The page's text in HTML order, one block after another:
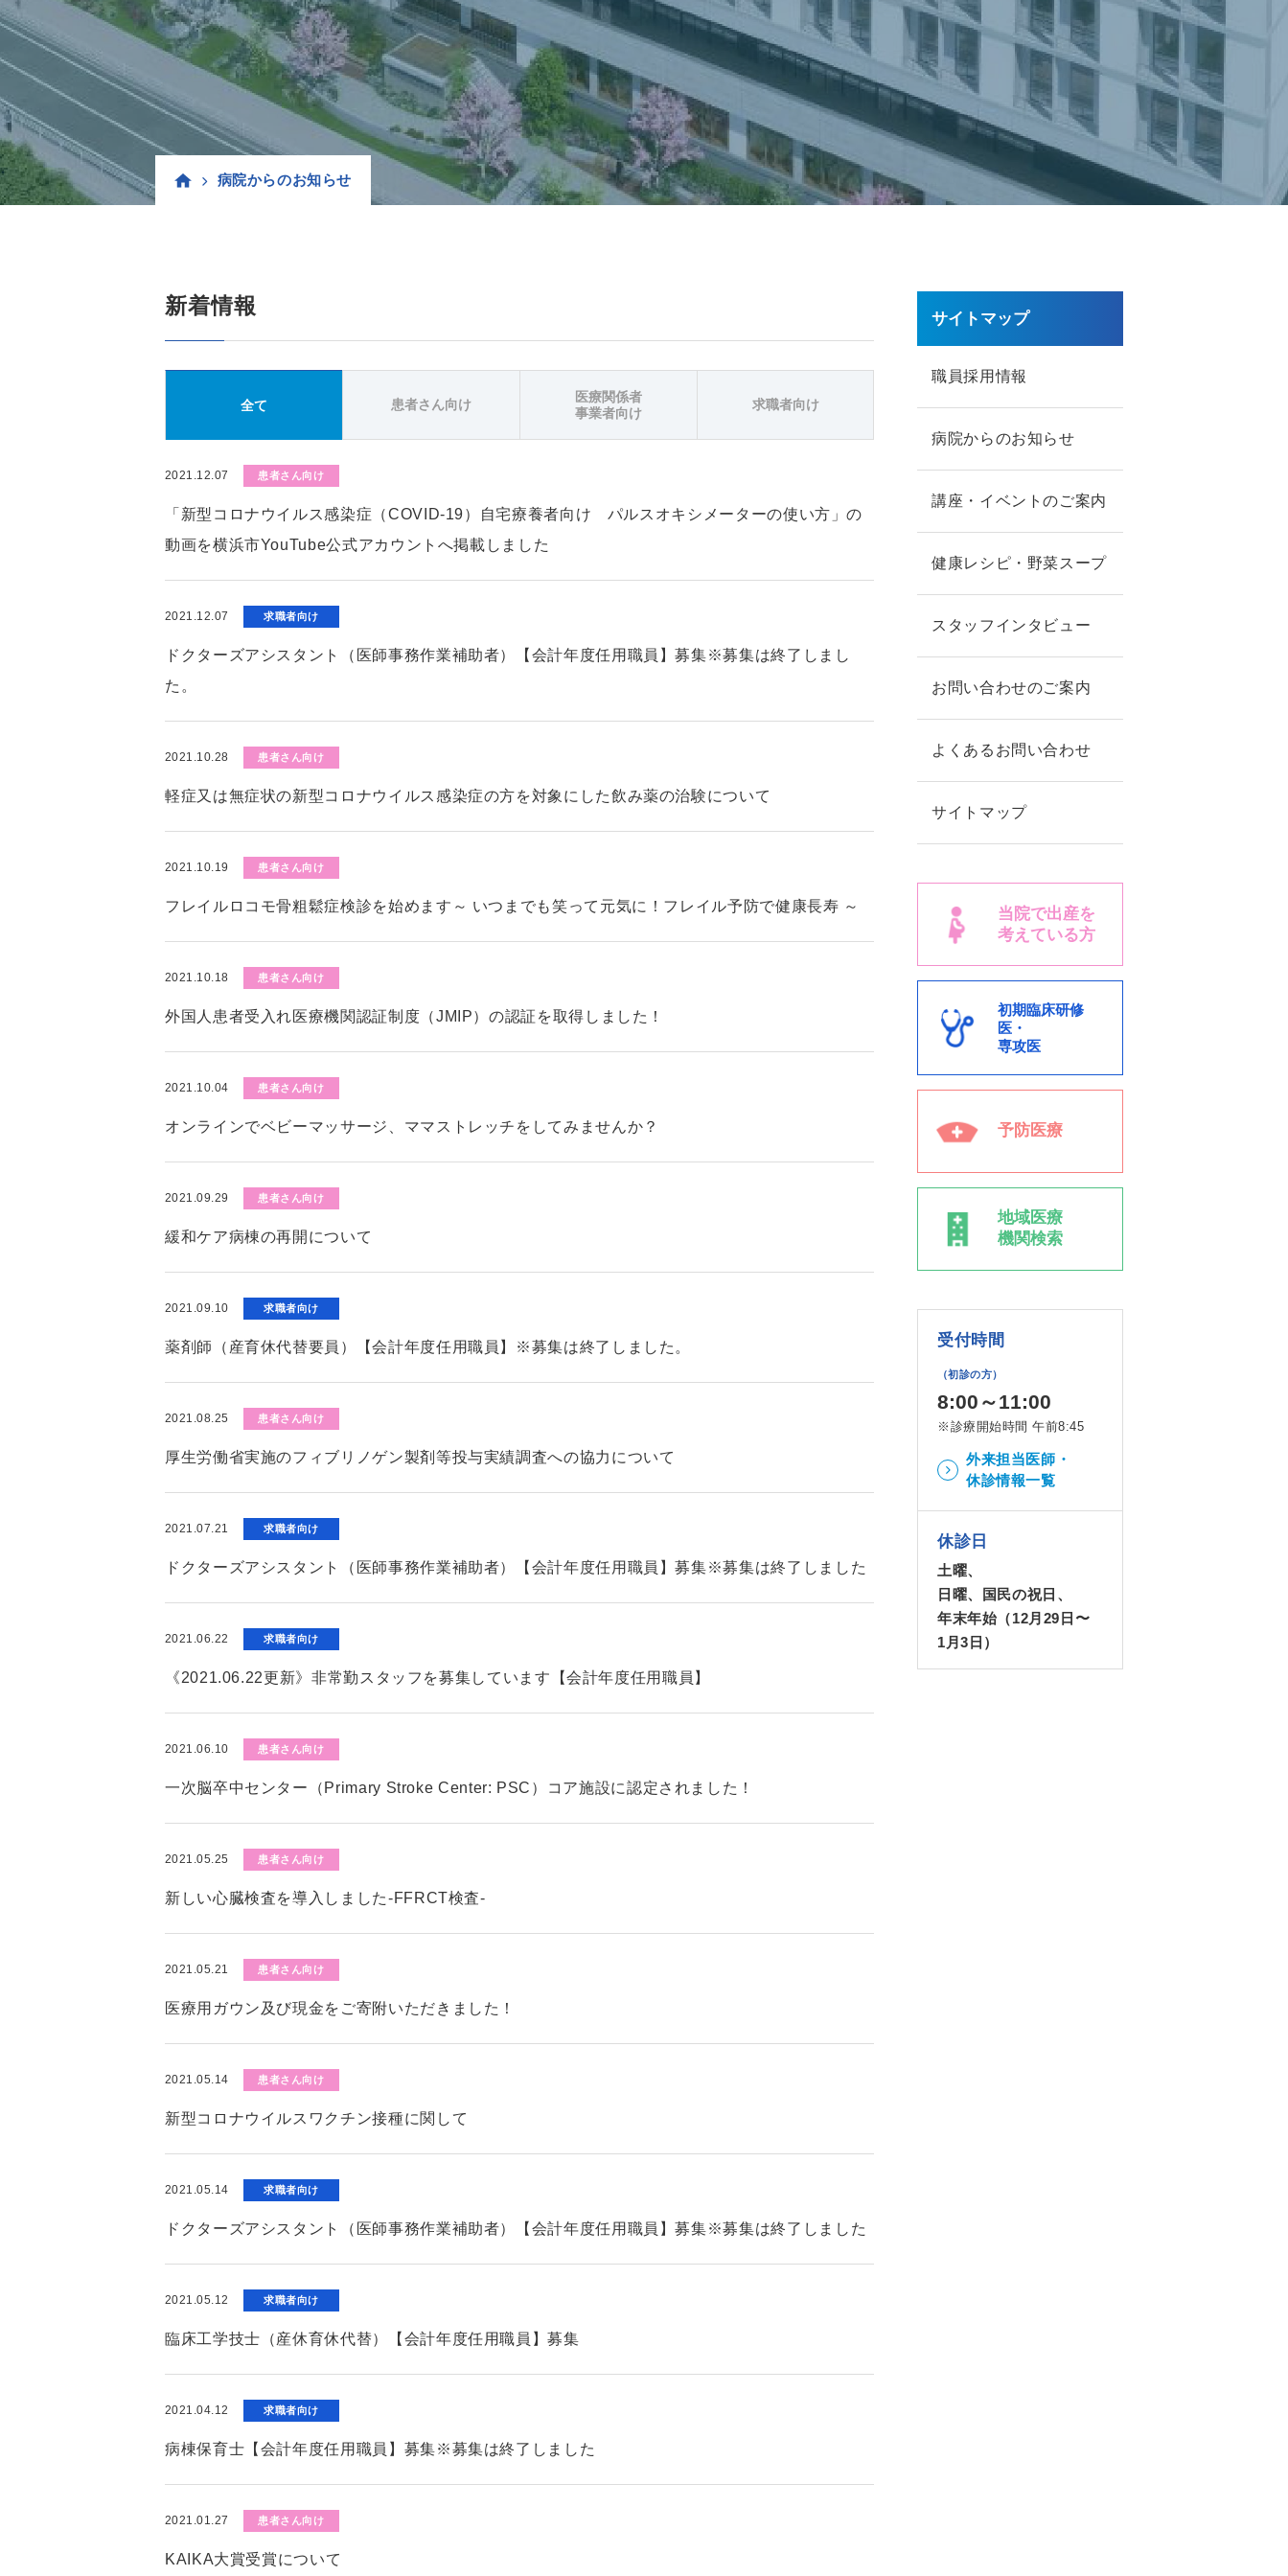
病院からのお知らせ
新着情報
全て 患者さん向け
医療関係者
事業者向け
求職者向け
2021.12.07 患者さん向け
「新型コロナウイルス感染症（COVID-19）自宅療養者向け パルスオキシメーターの使い方」の
動画を横浜市YouTube公式アカウントへ掲載しました
2021.12.07 求職者向け
ドクターズアシスタント（医師事務作業補助者）【会計年度任用職員】募集※募集は終了しまし
た。
2021.10.28 患者さん向け
軽症又は無症状の新型コロナウイルス感染症の方を対象にした飲み薬の治験について
2021.10.19 患者さん向け
フレイルロコモ骨粗鬆症検診を始めます～ いつまでも笑って元気に！フレイル予防で健康長寿 ～
2021.10.18 患者さん向け
外国人患者受入れ医療機関認証制度（JMIP）の認証を取得しました！
2021.10.04 患者さん向け
オンラインでベビーマッサージ、ママストレッチをしてみませんか？
2021.09.29 患者さん向け
緩和ケア病棟の再開について
2021.09.10 求職者向け
薬剤師（産育休代替要員）【会計年度任用職員】※募集は終了しました。
2021.08.25 患者さん向け
厚生労働省実施のフィブリノゲン製剤等投与実績調査への協力について
2021.07.21 求職者向け
ドクターズアシスタント（医師事務作業補助者）【会計年度任用職員】募集※募集は終了しました
2021.06.22 求職者向け
《2021.06.22更新》非常勤スタッフを募集しています【会計年度任用職員】
2021.06.10 患者さん向け
一次脳卒中センター（Primary Stroke Center: PSC）コア施設に認定されました！
2021.05.25 患者さん向け
新しい心臓検査を導入しました-FFRCT検査-
2021.05.21 患者さん向け
医療用ガウン及び現金をご寄附いただきました！
2021.05.14 患者さん向け
新型コロナウイルスワクチン接種に関して
2021.05.14 求職者向け
ドクターズアシスタント（医師事務作業補助者）【会計年度任用職員】募集※募集は終了しました
2021.05.12 求職者向け
臨床工学技士（産休育休代替）【会計年度任用職員】募集
2021.04.12 求職者向け
病棟保育士【会計年度任用職員】募集※募集は終了しました
2021.01.27 患者さん向け
KAIKA大賞受賞について
サイトマップ
職員採用情報
病院からのお知らせ
講座・イベントのご案内
健康レシピ・野菜スープ
スタッフインタビュー
お問い合わせのご案内
よくあるお問い合わせ
サイトマップ
当院で出産を
考えている方
初期臨床研修
医・
専攻医
予防医療
地域医療
機関検索
受付時間
（初診の方）
8:00～11:00
※診療開始時間 午前8:45
外来担当医師・
休診情報一覧
休診日
土曜、
日曜、国民の祝日、
年末年始（12月29日〜
1月3日）